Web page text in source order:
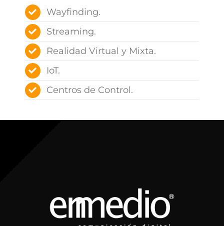
Wayfinding.
Streaming.
Realidad Virtual y Mixta.
IoT.
Centros de Control.